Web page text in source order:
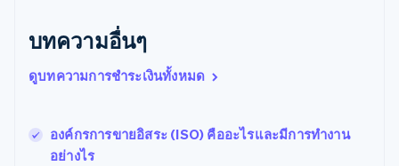
บทความอื่นๆ
ดูบทความการชำระเงินทั้งหมด
องค์กรการขายอิสระ (ISO) คืออะไรและมีการทำงาน
อย่างไร
Français
โปรตุเกส
โปแลนด์
FrançaisEnglish
ฟินแลนด์